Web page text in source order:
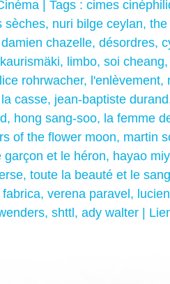
| Tags : cimes
sèches, nuri bilge ceylan, the
damien chazelle, désordres,
, limbo, soi cheang
rohrwacher, l'enlèvement,
casse, jean-baptiste durand
, hong sang-soo, la femme
of the flower moon, martin
garçon et le héron, hayao
, toute la beauté et le
, verena paravel,
, shttl, ady walter |